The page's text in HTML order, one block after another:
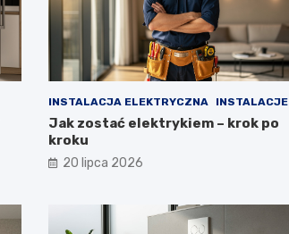
INSTALACJA ELEKTRYCZNA INSTALACJE
Jak zostać elektrykiem – krok po
kroku
20 lipca 2026